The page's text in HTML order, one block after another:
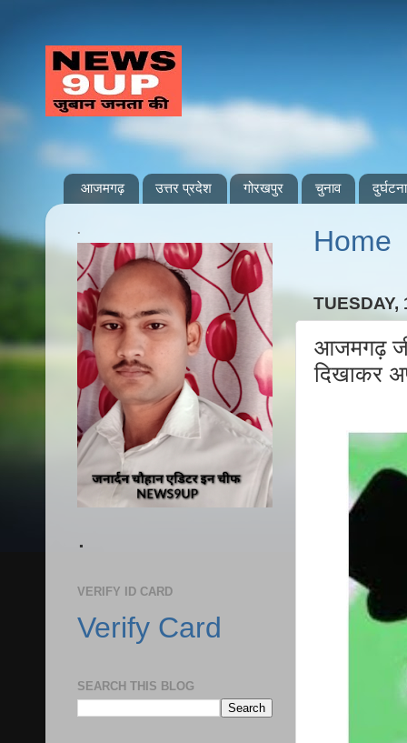
आजमगढ़ उत्तर प्रदेश गोरखपुर चुनाव दुर्घटना
Home
TUESDAY,
आजमगढ़
दिखाकर
.
.
VERIFY ID CARD
Verify Card
SEARCH THIS BLOG